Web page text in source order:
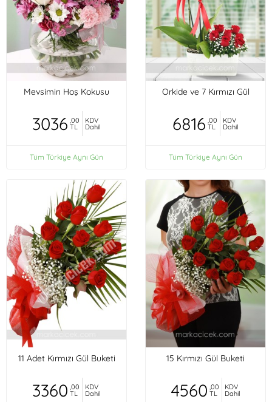
Mevsimin Hoş Kokusu
3036 ,00
TL
KDV
Dahil
Tüm Türkiye Aynı Gün
Orkide ve 7 Kırmızı Gül
6816 ,00
TL
KDV
Dahil
Tüm Türkiye Aynı Gün
11 Adet Kırmızı Gül Buketi
3360 ,00
TL
KDV
Dahil
15 Kırmızı Gül Buketi
4560 ,00
TL
KDV
Dahil